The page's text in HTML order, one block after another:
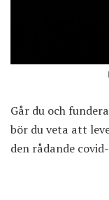
Går du och
bör du veta att
den rådande